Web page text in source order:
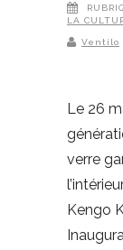
LA
Ventilo
Le 26
verre
Kengo